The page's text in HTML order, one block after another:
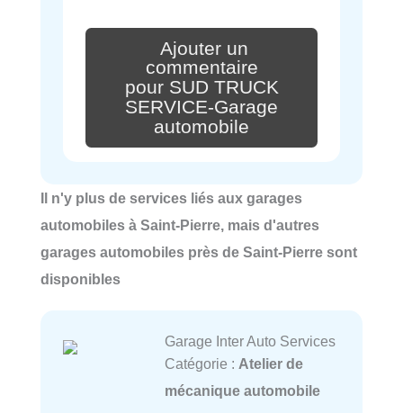
Ajouter un
commentaire
pour SUD TRUCK
SERVICE-Garage
automobile
Il n'y plus de services liés aux garages
automobiles à Saint-Pierre, mais d'autres
garages automobiles près de Saint-Pierre sont
disponibles
Garage Inter Auto Services
Catégorie : Atelier de
mécanique automobile